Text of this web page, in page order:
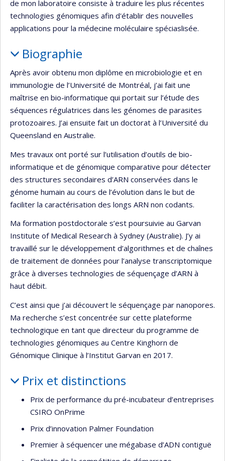
de mon laboratoire consiste à traduire les plus récentes
technologies génomiques afin d'établir des nouvelles
applications pour la médecine moléculaire spéciaslisée.
Biographie
Après avoir obtenu mon diplôme en microbiologie et en
immunologie de l’Université de Montréal, j’ai fait une
maîtrise en bio-informatique qui portait sur l’étude des
séquences régulatrices dans les génomes de parasites
protozoaires. J’ai ensuite fait un doctorat à l’Université du
Queensland en Australie.
Mes travaux ont porté sur l’utilisation d’outils de bio-
informatique et de génomique comparative pour détecter
des structures secondaires d’ARN conservées dans le
génome humain au cours de l’évolution dans le but de
faciliter la caractérisation des longs ARN non codants.
Ma formation postdoctorale s’est poursuivie au Garvan
Institute of Medical Research à Sydney (Australie). J’y ai
travaillé sur le développement d’algorithmes et de chaînes
de traitement de données pour l’analyse transcriptomique
grâce à diverses technologies de séquençage d’ARN à
haut débit.
C’est ainsi que j’ai découvert le séquençage par nanopores.
Ma recherche s’est concentrée sur cette plateforme
technologique en tant que directeur du programme de
technologies génomiques au Centre Kinghorn de
Génomique Clinique à l’Institut Garvan en 2017.
Prix et distinctions
Prix de performance du pré-incubateur d’entreprises
CSIRO OnPrime
Prix d’innovation Palmer Foundation
Premier à séquencer une mégabase d’ADN contiguë